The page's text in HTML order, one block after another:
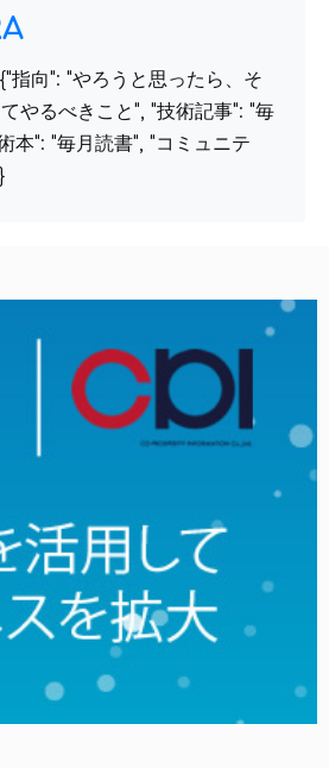
指向": "やろうと思ったら、そ
やるべきこと", "技術記事": "毎
本": "毎月読書", "コミュニテ